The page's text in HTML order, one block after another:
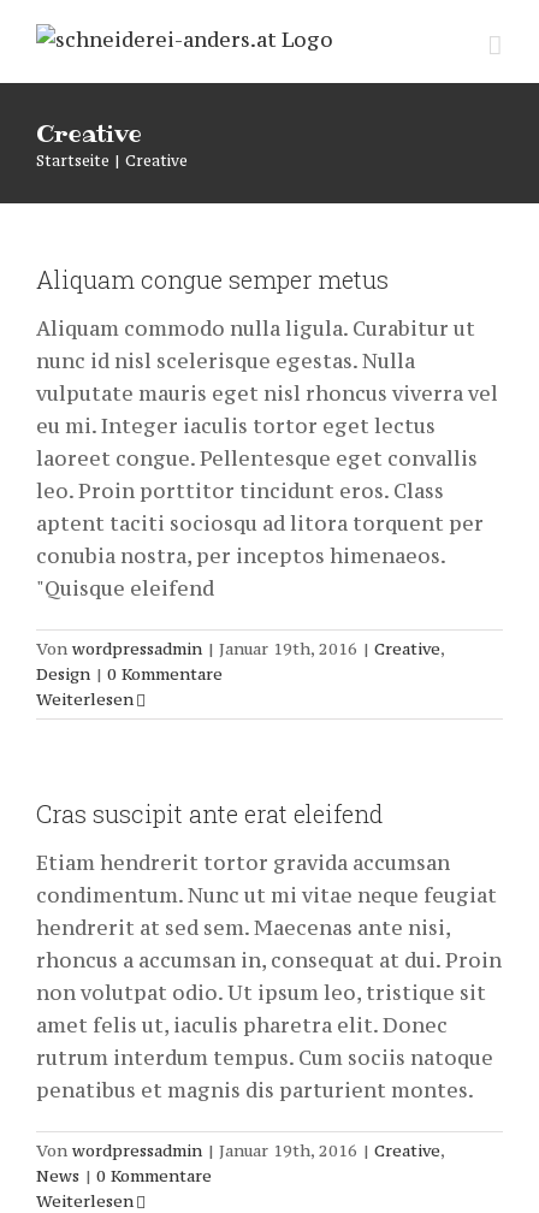
Inhalt
springen
Creative
Startseite | Creative
Aliquam congue semper metus
Aliquam commodo nulla ligula. Curabitur ut
nunc id nisl scelerisque egestas. Nulla
vulputate mauris eget nisl rhoncus viverra vel
eu mi. Integer iaculis tortor eget lectus
laoreet congue. Pellentesque eget convallis
leo. Proin porttitor tincidunt eros. Class
aptent taciti sociosqu ad litora torquent per
conubia nostra, per inceptos himenaeos.
"Quisque eleifend
Von wordpressadmin | Januar 19th, 2016 | Creative,
Design | 0 Kommentare
Weiterlesen
Cras suscipit ante erat eleifend
Etiam hendrerit tortor gravida accumsan
condimentum. Nunc ut mi vitae neque feugiat
hendrerit at sed sem. Maecenas ante nisi,
rhoncus a accumsan in, consequat at dui. Proin
non volutpat odio. Ut ipsum leo, tristique sit
amet felis ut, iaculis pharetra elit. Donec
rutrum interdum tempus. Cum sociis natoque
penatibus et magnis dis parturient montes.
Von wordpressadmin | Januar 19th, 2016 | Creative,
News | 0 Kommentare
Weiterlesen